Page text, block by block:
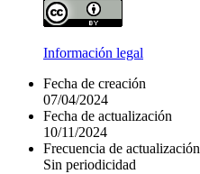
Información legal
Fecha de creación
07/04/2024
Fecha de actualización
10/11/2024
Frecuencia de actualización
Sin periodicidad